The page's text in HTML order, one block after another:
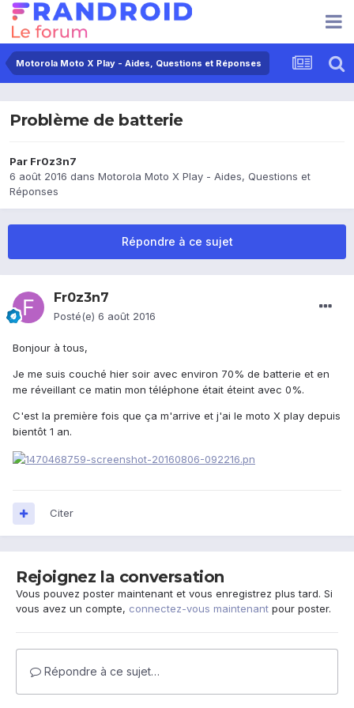
Motorola Moto X Play - Aides, Questions et Réponses
Problème de batterie
Par Fr0z3n7
6 août 2016 dans Motorola Moto X Play - Aides, Questions et
Réponses
Répondre à ce sujet
Fr0z3n7
Posté(e) 6 août 2016
Bonjour à tous,
Je me suis couché hier soir avec environ 70% de batterie et en
me réveillant ce matin mon téléphone était éteint avec 0%.
C'est la première fois que ça m'arrive et j'ai le moto X play depuis
bientôt 1 an.
Citer
Rejoignez la conversation
Vous pouvez poster maintenant et vous enregistrez plus tard. Si
vous avez un compte, connectez-vous maintenant pour poster.
Répondre à ce sujet…